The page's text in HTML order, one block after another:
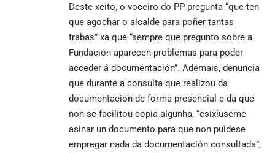
Deste xeito, o voceiro do PP pregunta “que ten
que agochar o alcalde para poñer tantas
trabas” xa que “sempre que pregunto sobre a
Fundación aparecen problemas para poder
acceder á documentación”. Ademais, denuncia
que durante a consulta que realizou da
documentación de forma presencial e da que
non se facilitou copia algunha, “esixíuseme
asinar un documento para que non puidese
empregar nada da documentación consultada”,